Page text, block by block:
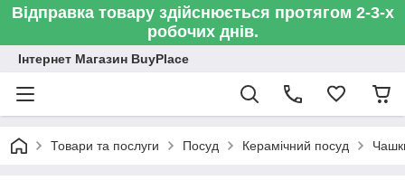
Відправка товару здійснюється протягом 2-3-х
робочих днів.
Інтернет Магазин BuyPlace
Товари та послуги Посуд Керамічний посуд